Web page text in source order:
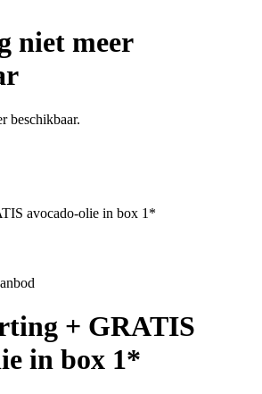
niet meer
beschikbaar.
avocado-olie in box 1*
+ GRATIS
in box 1*